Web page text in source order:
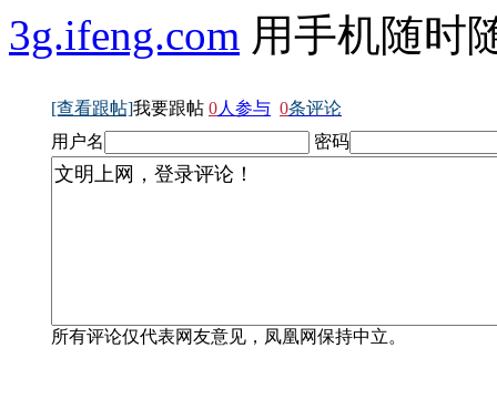
3g.ifeng.com 用手机随时
[查看跟帖]我要跟帖 0人参与 0条评论
用户名
密码
所有评论仅代表网友意见，凤凰网保持中立。